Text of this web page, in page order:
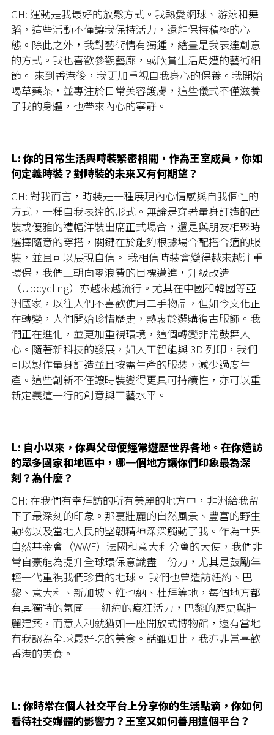
CH: 運動是我最好的放鬆方式。我熱愛網球、游泳和舞
蹈，這些活動不僅讓我保持活力，還能保持積極的心
態。除此之外，我對藝術情有獨鍾，繪畫是我表達創意
的方式。我也喜歡參觀藝廊，或欣賞生活周遭的藝術細
節。 來到香港後，我更加重視自我身心的保養。我開始
喝草藥茶，並專注於日常美容護膚，這些儀式不僅滋養
了我的身體，也帶來內心的寧靜。
L: 你的日常生活與時裝緊密相關，作為王室成員，你如
何定義時裝？對時裝的未來又有何期望？
CH: 對我而言，時裝是一種展現內心情感與自我個性的
方式，一種自我表達的形式。無論是穿著量身訂造的西
裝或優雅的禮帽洋裝出席正式場合，還是與朋友相聚時
選擇隨意的穿搭，關鍵在於能夠根據場合配搭合適的服
裝，並且可以展現自信。 我相信時裝會變得越來越注重
環保，我們正朝向零浪費的目標邁進，升級改造
（Upcycling）亦越來越流行。尤其在中國和韓國等亞
洲國家，以往人們不喜歡使用二手物品，但如今文化正
在轉變，人們開始珍惜歷史，熱衷於選購復古服飾。我
們正在進化，並更加重視環境，這個轉變非常鼓舞人
心。隨著新科技的發展，如人工智能與 3D 列印，我們
可以製作量身訂造並且按需生產的服裝，減少過度生
產。這些創新不僅讓時裝變得更具可持續性，亦可以重
新定義這一行的創意與工藝水平。
L: 自小以來，你與父母便經常遊歷世界各地。在你造訪
的眾多國家和地區中，哪一個地方讓你們印象最為深
刻？為什麼？
CH: 在我們有幸拜訪的所有美麗的地方中，非洲給我留
下了最深刻的印象。那裏壯麗的自然風景、豐富的野生
動物以及當地人民的堅韌精神深深觸動了我。作為世界
自然基金會（WWF）法國和意大利分會的大使，我們非
常自豪能為提升全球環保意識盡一份力，尤其是鼓勵年
輕一代重視我們珍貴的地球。 我們也曾造訪紐約、巴
黎、意大利、新加坡、維也納、杜拜等地，每個地方都
有其獨特的氛圍——紐約的瘋狂活力，巴黎的歷史與壯
麗建築，而意大利就猶如一座開放式博物館，還有當地
有我認為全球最好吃的美食。話雖如此，我亦非常喜歡
香港的美食。
L: 你時常在個人社交平台上分享你的生活點滴，你如何
看待社交媒體的影響力？王室又如何善用這個平台？